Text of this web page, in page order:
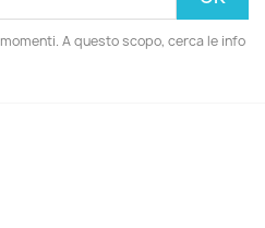
A questo scopo, cerca le info